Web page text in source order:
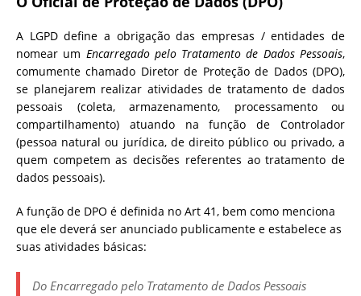
A LGPD define a obrigação das empresas / entidades de
nomear um Encarregado pelo Tratamento de Dados Pessoais,
comumente chamado Diretor de Proteção de Dados (DPO),
se planejarem realizar atividades de tratamento de dados
pessoais (coleta, armazenamento, processamento ou
compartilhamento) atuando na função de Controlador
(pessoa natural ou jurídica, de direito público ou privado, a
quem competem as decisões referentes ao tratamento de
dados pessoais).
A função de DPO é definida no Art 41, bem como menciona
que ele deverá ser anunciado publicamente e estabelece as
suas atividades básicas:
Do Encarregado pelo Tratamento de Dados Pessoais